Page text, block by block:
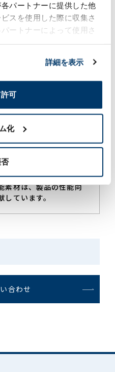
パートナーに提供した他
スを使用した際に収集さ
ートナーによって使用さ
詳細を表示
可
化
テリアル）
を利用し、常温では粉
、機能性を有する最適
提案いたします。
医療など、さまざまな
素材は、製品の性能向
ています。
合わせ